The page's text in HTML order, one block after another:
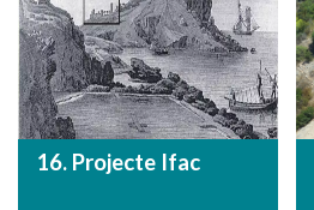
16. Projecte Ifac